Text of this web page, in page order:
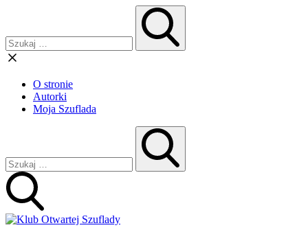
O stronie
Autorki
Moja Szuflada